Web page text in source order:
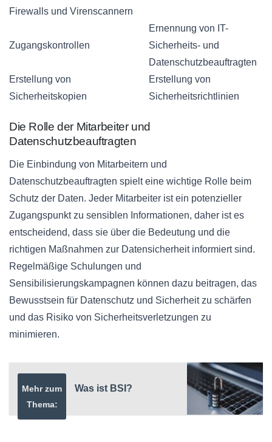
Firewalls und Virenscannern
Zugangskontrollen
Ernennung von IT-
Sicherheits- und
Datenschutzbeauftragten
Erstellung von
Sicherheitskopien
Erstellung von
Sicherheitsrichtlinien
Die Rolle der Mitarbeiter und
Datenschutzbeauftragten
Die Einbindung von Mitarbeitern und
Datenschutzbeauftragten spielt eine wichtige Rolle beim
Schutz der Daten. Jeder Mitarbeiter ist ein potenzieller
Zugangspunkt zu sensiblen Informationen, daher ist es
entscheidend, dass sie über die Bedeutung und die
richtigen Maßnahmen zur Datensicherheit informiert sind.
Regelmäßige Schulungen und
Sensibilisierungskampagnen können dazu beitragen, das
Bewusstsein für Datenschutz und Sicherheit zu schärfen
und das Risiko von Sicherheitsverletzungen zu
minimieren.
Mehr zum
Thema:
Was ist BSI?